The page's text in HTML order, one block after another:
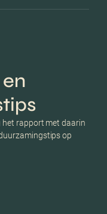
rapport met daarin
op